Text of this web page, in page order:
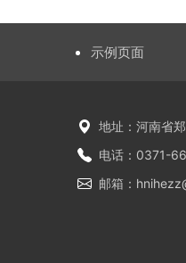
示例页面
地址：河南省
电话：0371-
邮箱：